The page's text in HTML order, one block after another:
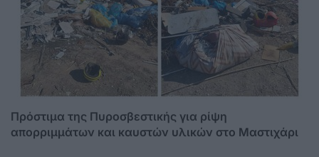
Πρόστιμα της Πυροσβεστικής για ρίψη
απορριμμάτων και καυστών υλικών στο Μαστιχάρι